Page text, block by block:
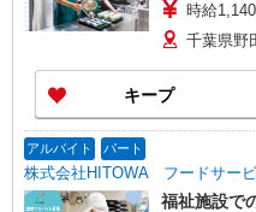
千葉県野
キープ
アルバイト パート
株式会社HITOWA フードサー
福祉施設で